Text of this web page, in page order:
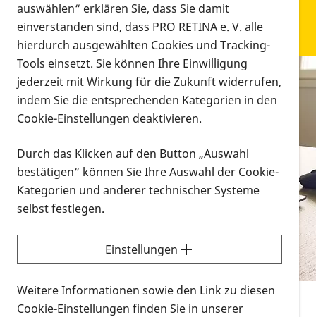
Infomaterial
Infomaterial
Vorlesen
Alle Infomaterialien in verschiedenen
Formaten an einem Ort
Sie möchten wissen, wie Sie nach Infonmaterial
suchen und dieses bestellen bzw. herunterladen
können? Schauen Sie sich dieErklärvideos zum
Thema Infomaterial auf der PRO RETINA-Website
für blinde und sehbehinderte Menschen an.
auswählen“ erklären Sie, dass Sie damit
einverstanden sind, dass PRO RETINA e. V. alle
hierdurch ausgewählten Cookies und Tracking-
Tools einsetzt. Sie können Ihre Einwilligung
jederzeit mit Wirkung für die Zukunft widerrufen,
indem Sie die entsprechenden Kategorien in den
Cookie-Einstellungen deaktivieren.
Durch das Klicken auf den Button „Auswahl
bestätigen“ können Sie Ihre Auswahl der Cookie-
Kategorien und anderer technischer Systeme
selbst festlegen.
Einstellungen
Weitere Informationen sowie den Link zu diesen
Cookie-Einstellungen finden Sie in unserer